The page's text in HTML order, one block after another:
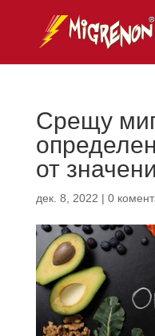
Срещу
от
дек. 8, 2022 | 0